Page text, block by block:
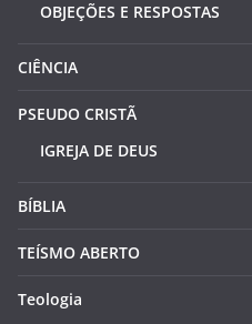
OBJEÇÕES E RESPOSTAS
CIÊNCIA
PSEUDO CRISTÃ
IGREJA DE DEUS
BÍBLIA
TEÍSMO ABERTO
Teologia